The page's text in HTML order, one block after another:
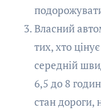
Власний
тих, хто
середній
6,5 до 8
стан дороги,